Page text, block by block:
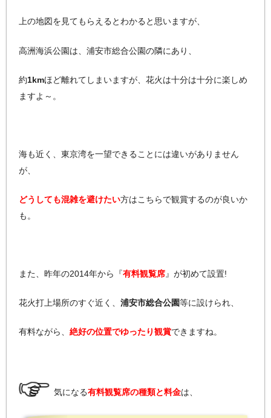
上の地図を見てもらえるとわかると思いますが、
高洲海浜公園は、浦安市総合公園の隣にあり、
約1kmほど離れてしまいますが、花火は十分は十分に楽しめ
ますよ～。
海も近く、東京湾を一望できることには違いがありません
が、
どうしても混雑を避けたい方はこちらで観賞するのが良いか
も。
また、昨年の2014年から『有料観覧席』が初めて設置!
花火打上場所のすぐ近く、 浦安市総合公園等に設けられ、
有料ながら、 絶好の位置でゆったり観賞できますね。
気になる有料観覧席の種類と料金は、